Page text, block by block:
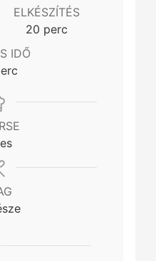
ELKÉSZÍTÉS
20minutes
perc
IDŐ